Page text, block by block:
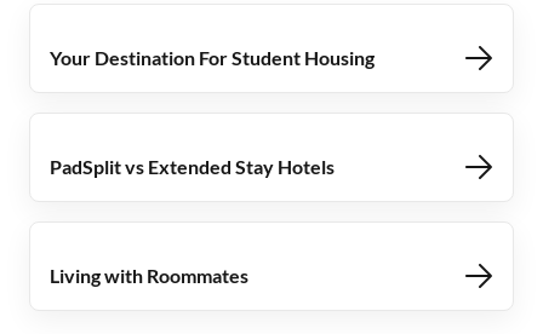
Your Destination For Student Housing
PadSplit vs Extended Stay Hotels
Living with Roommates